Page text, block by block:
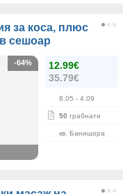
за коса, плюс
сешоар
12.99€
35.79€
8.05 - 4.09
50 грабнати
кв. Банишора
-64%